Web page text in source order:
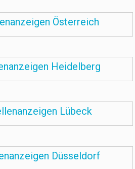
Österreich
Heidelberg
Lübeck
Düsseldorf